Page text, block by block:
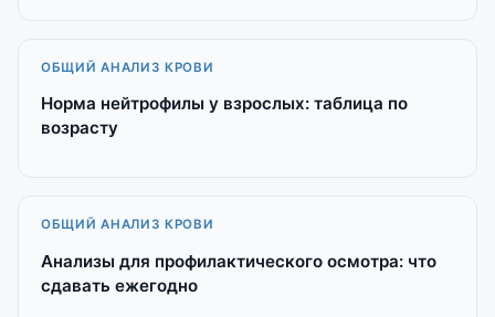
ОБЩИЙ АНАЛИЗ КРОВИ
Норма нейтрофилы у взрослых: таблица по
возрасту
ОБЩИЙ АНАЛИЗ КРОВИ
Анализы для профилактического осмотра: что
сдавать ежегодно